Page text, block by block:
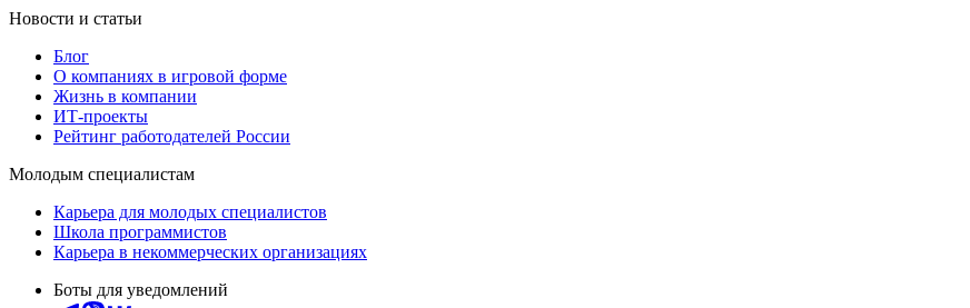
Новости и статьи
Блог
О компаниях в игровой форме
Жизнь в компании
ИТ-проекты
Рейтинг работодателей России
Молодым специалистам
Карьера для молодых специалистов
Школа программистов
Карьера в некоммерческих организациях
Боты для уведомлений